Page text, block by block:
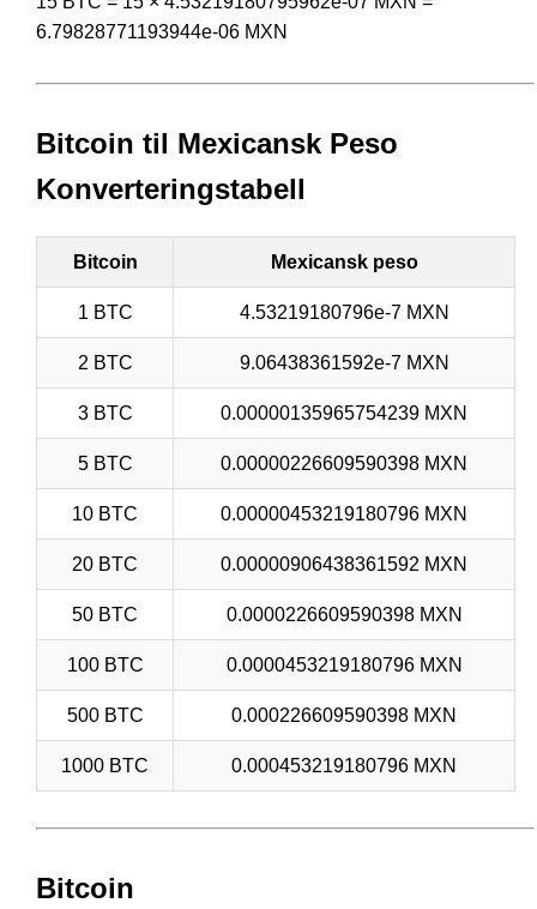
6.79828771193944e-06 MXN
Bitcoin til Mexicansk Peso
Konverteringstabell
Bitcoin Mexicansk peso
1 BTC 4.53219180796e-7 MXN
2 BTC 9.06438361592e-7 MXN
3 BTC 0.00000135965754239 MXN
5 BTC 0.00000226609590398 MXN
10 BTC 0.00000453219180796 MXN
20 BTC 0.00000906438361592 MXN
50 BTC 0.0000226609590398 MXN
100 BTC 0.0000453219180796 MXN
500 BTC 0.000226609590398 MXN
1000 BTC 0.000453219180796 MXN
Bitcoin